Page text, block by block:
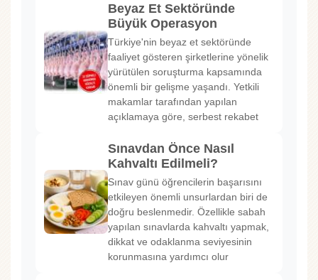
Beyaz Et Sektöründe
Büyük Operasyon
Türkiye'nin beyaz et sektöründe
faaliyet gösteren şirketlerine yönelik
yürütülen soruşturma kapsamında
önemli bir gelişme yaşandı. Yetkili
makamlar tarafından yapılan
açıklamaya göre, serbest rekabet
Sınavdan Önce Nasıl
Kahvaltı Edilmeli?
Sınav günü öğrencilerin başarısını
etkileyen önemli unsurlardan biri de
doğru beslenmedir. Özellikle sabah
yapılan sınavlarda kahvaltı yapmak,
dikkat ve odaklanma seviyesinin
korunmasına yardımcı olur